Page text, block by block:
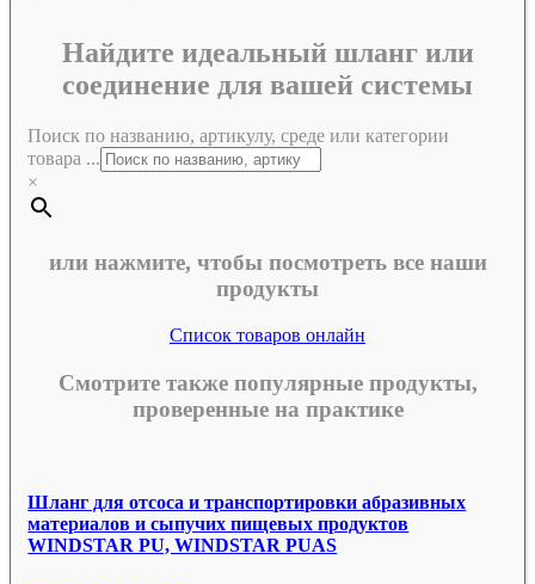
Найдите идеальный шланг или
соединение для вашей системы
Поиск по названию, артикулу, среде или категории
товара ...
×
или нажмите, чтобы посмотреть все наши
продукты
Список товаров онлайн
Смотрите также популярные продукты,
проверенные на практике
Шланг для отсоса и транспортировки абразивных
материалов и сыпучих пищевых продуктов
WINDSTAR PU, WINDSTAR PUAS